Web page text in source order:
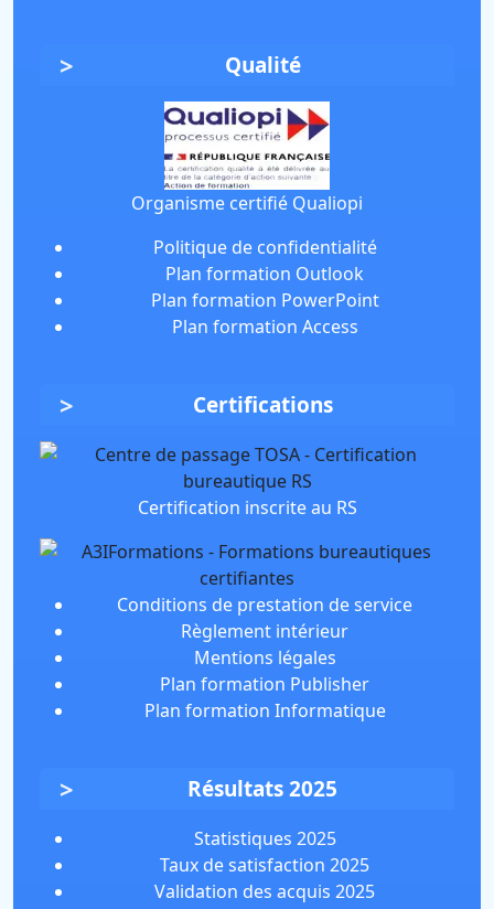
Qualité
Organisme certifié Qualiopi
Politique de confidentialité
Plan formation Outlook
Plan formation PowerPoint
Plan formation Access
Certifications
Certification inscrite au RS
Conditions de prestation de service
Règlement intérieur
Mentions légales
Plan formation Publisher
Plan formation Informatique
Résultats 2025
Statistiques 2025
Taux de satisfaction 2025
Validation des acquis 2025